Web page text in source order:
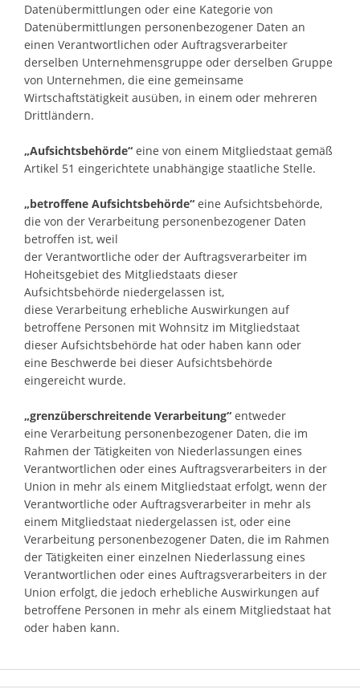
Datenübermittlungen oder eine Kategorie von
Datenübermittlungen personenbezogener Daten an
einen Verantwortlichen oder Auftragsverarbeiter
derselben Unternehmensgruppe oder derselben Gruppe
von Unternehmen, die eine gemeinsame
Wirtschaftstätigkeit ausüben, in einem oder mehreren
Drittländern.
„Aufsichtsbehörde“ eine von einem Mitgliedstaat gemäß
Artikel 51 eingerichtete unabhängige staatliche Stelle.
„betroffene Aufsichtsbehörde“ eine Aufsichtsbehörde,
die von der Verarbeitung personenbezogener Daten
betroffen ist, weil
der Verantwortliche oder der Auftragsverarbeiter im
Hoheitsgebiet des Mitgliedstaats dieser
Aufsichtsbehörde niedergelassen ist,
diese Verarbeitung erhebliche Auswirkungen auf
betroffene Personen mit Wohnsitz im Mitgliedstaat
dieser Aufsichtsbehörde hat oder haben kann oder
eine Beschwerde bei dieser Aufsichtsbehörde
eingereicht wurde.
„grenzüberschreitende Verarbeitung“ entweder
eine Verarbeitung personenbezogener Daten, die im
Rahmen der Tätigkeiten von Niederlassungen eines
Verantwortlichen oder eines Auftragsverarbeiters in der
Union in mehr als einem Mitgliedstaat erfolgt, wenn der
Verantwortliche oder Auftragsverarbeiter in mehr als
einem Mitgliedstaat niedergelassen ist, oder eine
Verarbeitung personenbezogener Daten, die im Rahmen
der Tätigkeiten einer einzelnen Niederlassung eines
Verantwortlichen oder eines Auftragsverarbeiters in der
Union erfolgt, die jedoch erhebliche Auswirkungen auf
betroffene Personen in mehr als einem Mitgliedstaat hat
oder haben kann.